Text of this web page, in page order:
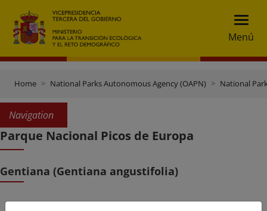
Menú
Home National Parks Autonomous Agency (OAPN) National
Navigation
Parque Nacional Picos de Europa
Gentiana (Gentiana angustifolia)